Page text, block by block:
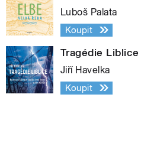
Luboš Palata
Koupit
Tragédie Liblice
Jiří Havelka
Koupit